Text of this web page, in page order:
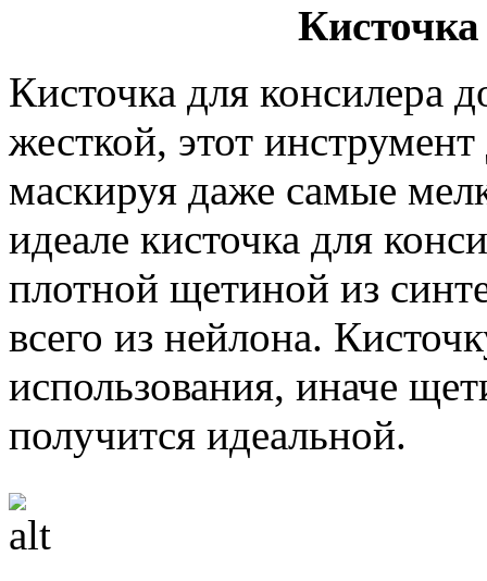
Кисточка для консилера
жесткой, этот
маскируя даже самые
идеале кисточка для
плотной щетиной из
всего из нейлона.
использования, иначе
получится идеальной.